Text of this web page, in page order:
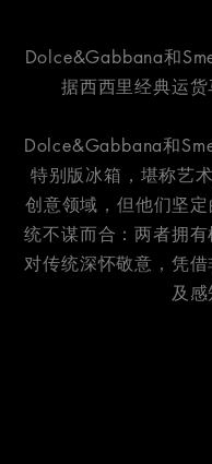
Dolce&Gabbana和
据西西里经典运货
Dolce&Gabbana和
特别版冰箱，堪称艺
创意领域，但他们坚
统不谋而合：两者拥
对传统深怀敬意，凭
及感